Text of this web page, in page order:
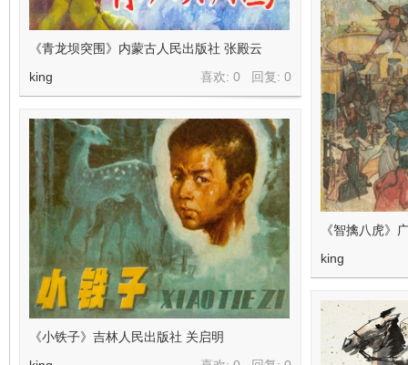
《青龙坝突围》内蒙古人民出版社 张殿云
喜欢: 0 回复: 0
king
《智擒八虎》
king
《小铁子》吉林人民出版社 关启明